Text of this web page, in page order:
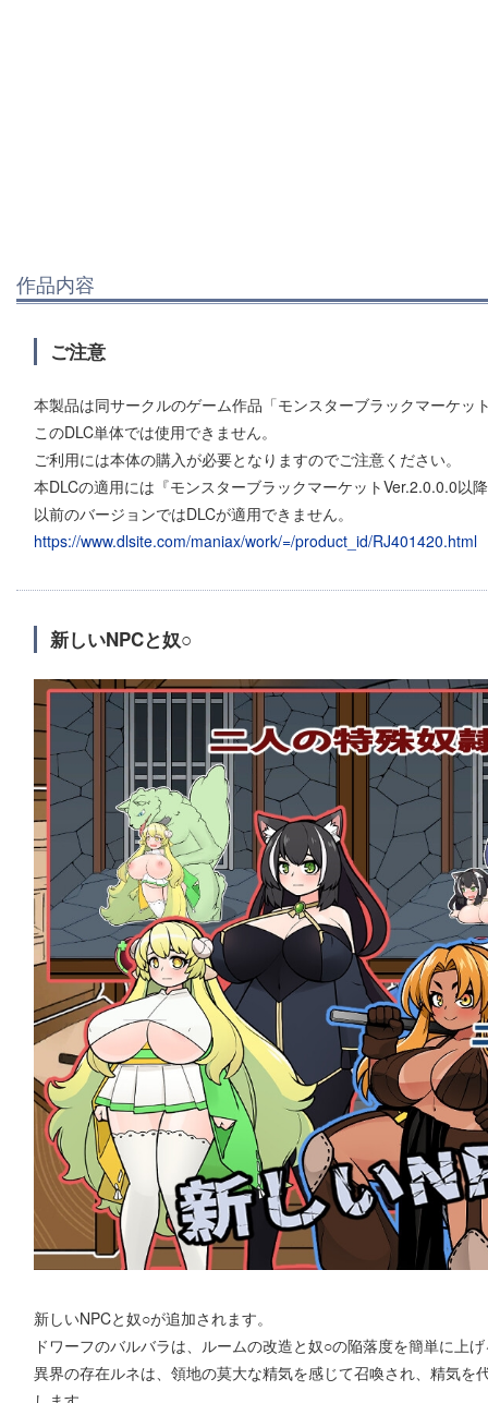
作品内容
ご注意
本製品は同サークルのゲーム作品「モンスターブラックマーケッ
このDLC単体では使用できません。
ご利用には本体の購入が必要となりますのでご注意ください。
本DLCの適用には『モンスターブラックマーケットVer.2.0.0.0以
以前のバージョンではDLCが適用できません。
https://www.dlsite.com/maniax/work/=/product_id/RJ401420.html
新しいNPCと奴○
新しいNPCと奴○が追加されます。
ドワーフのバルバラは、ルームの改造と奴○の陥落度を簡単に上
異界の存在ルネは、領地の莫大な精気を感じて召喚され、精気を